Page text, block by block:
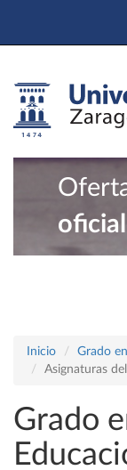
Inicio
Grado
Asignaturas
Grado